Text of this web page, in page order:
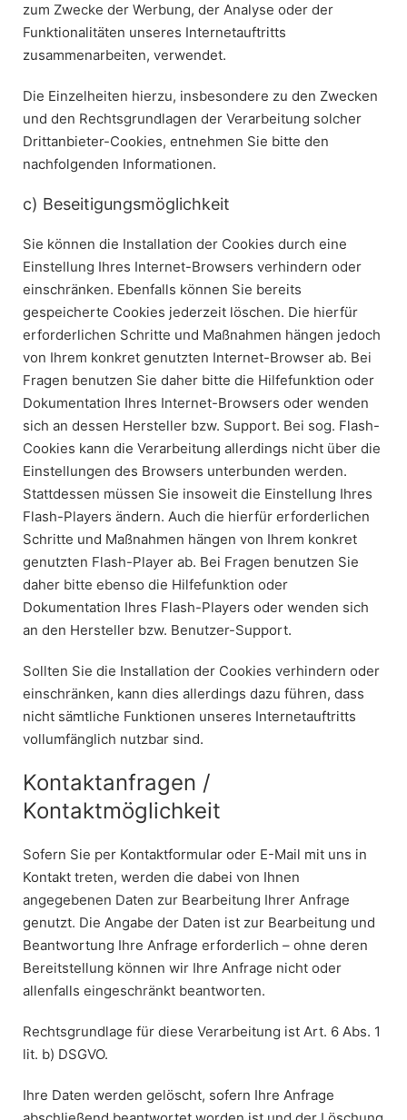
zum Zwecke der Werbung, der Analyse oder der
Funktionalitäten unseres Internetauftritts
zusammenarbeiten, verwendet.
Die Einzelheiten hierzu, insbesondere zu den Zwecken
und den Rechtsgrundlagen der Verarbeitung solcher
Drittanbieter-Cookies, entnehmen Sie bitte den
nachfolgenden Informationen.
c) Beseitigungsmöglichkeit
Sie können die Installation der Cookies durch eine
Einstellung Ihres Internet-Browsers verhindern oder
einschränken. Ebenfalls können Sie bereits
gespeicherte Cookies jederzeit löschen. Die hierfür
erforderlichen Schritte und Maßnahmen hängen jedoch
von Ihrem konkret genutzten Internet-Browser ab. Bei
Fragen benutzen Sie daher bitte die Hilfefunktion oder
Dokumentation Ihres Internet-Browsers oder wenden
sich an dessen Hersteller bzw. Support. Bei sog. Flash-
Cookies kann die Verarbeitung allerdings nicht über die
Einstellungen des Browsers unterbunden werden.
Stattdessen müssen Sie insoweit die Einstellung Ihres
Flash-Players ändern. Auch die hierfür erforderlichen
Schritte und Maßnahmen hängen von Ihrem konkret
genutzten Flash-Player ab. Bei Fragen benutzen Sie
daher bitte ebenso die Hilfefunktion oder
Dokumentation Ihres Flash-Players oder wenden sich
an den Hersteller bzw. Benutzer-Support.
Sollten Sie die Installation der Cookies verhindern oder
einschränken, kann dies allerdings dazu führen, dass
nicht sämtliche Funktionen unseres Internetauftritts
vollumfänglich nutzbar sind.
Kontaktanfragen /
Kontaktmöglichkeit
Sofern Sie per Kontaktformular oder E-Mail mit uns in
Kontakt treten, werden die dabei von Ihnen
angegebenen Daten zur Bearbeitung Ihrer Anfrage
genutzt. Die Angabe der Daten ist zur Bearbeitung und
Beantwortung Ihre Anfrage erforderlich – ohne deren
Bereitstellung können wir Ihre Anfrage nicht oder
allenfalls eingeschränkt beantworten.
Rechtsgrundlage für diese Verarbeitung ist Art. 6 Abs. 1
lit. b) DSGVO.
Ihre Daten werden gelöscht, sofern Ihre Anfrage